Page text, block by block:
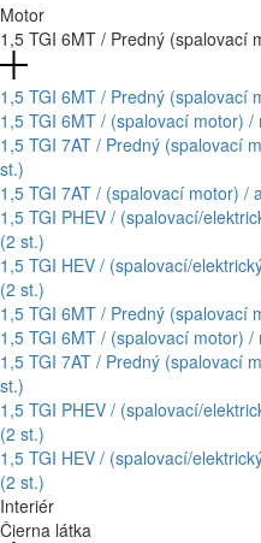
Motor
1,5 TGI 6MT / Predný (spalovací
1,5 TGI 6MT / Predný (spalovací
1,5 TGI 6MT / (spalovací motor)
1,5 TGI 7AT / Predný (spalovací
st.)
1,5 TGI 7AT / (spalovací motor) /
1,5 TGI PHEV / (spalovací/
(2 st.)
1,5 TGI HEV / (spalovací/
(2 st.)
1,5 TGI 6MT / Predný (spalovací
1,5 TGI 6MT / (spalovací motor)
1,5 TGI 7AT / Predný (spalovací
st.)
1,5 TGI PHEV / (spalovací/
(2 st.)
1,5 TGI HEV / (spalovací/
(2 st.)
Interiér
Čierna látka